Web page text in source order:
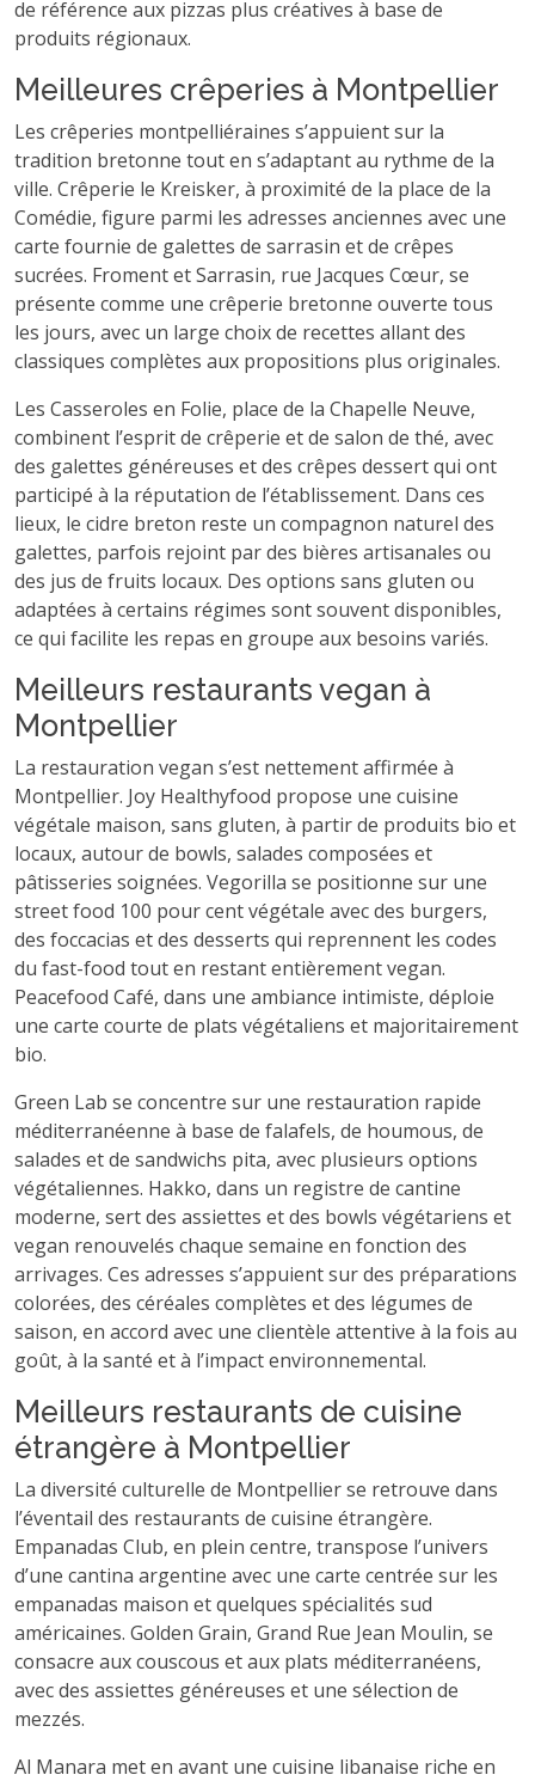
de référence aux pizzas plus créatives à base de
produits régionaux.
Meilleures crêperies à Montpellier
Les crêperies montpelliéraines s’appuient sur la
tradition bretonne tout en s’adaptant au rythme de la
ville. Crêperie le Kreisker, à proximité de la place de la
Comédie, figure parmi les adresses anciennes avec une
carte fournie de galettes de sarrasin et de crêpes
sucrées. Froment et Sarrasin, rue Jacques Cœur, se
présente comme une crêperie bretonne ouverte tous
les jours, avec un large choix de recettes allant des
classiques complètes aux propositions plus originales.
Les Casseroles en Folie, place de la Chapelle Neuve,
combinent l’esprit de crêperie et de salon de thé, avec
des galettes généreuses et des crêpes dessert qui ont
participé à la réputation de l’établissement. Dans ces
lieux, le cidre breton reste un compagnon naturel des
galettes, parfois rejoint par des bières artisanales ou
des jus de fruits locaux. Des options sans gluten ou
adaptées à certains régimes sont souvent disponibles,
ce qui facilite les repas en groupe aux besoins variés.
Meilleurs restaurants vegan à
Montpellier
La restauration vegan s’est nettement affirmée à
Montpellier. Joy Healthyfood propose une cuisine
végétale maison, sans gluten, à partir de produits bio et
locaux, autour de bowls, salades composées et
pâtisseries soignées. Vegorilla se positionne sur une
street food 100 pour cent végétale avec des burgers,
des foccacias et des desserts qui reprennent les codes
du fast-food tout en restant entièrement vegan.
Peacefood Café, dans une ambiance intimiste, déploie
une carte courte de plats végétaliens et majoritairement
bio.
Green Lab se concentre sur une restauration rapide
méditerranéenne à base de falafels, de houmous, de
salades et de sandwichs pita, avec plusieurs options
végétaliennes. Hakko, dans un registre de cantine
moderne, sert des assiettes et des bowls végétariens et
vegan renouvelés chaque semaine en fonction des
arrivages. Ces adresses s’appuient sur des préparations
colorées, des céréales complètes et des légumes de
saison, en accord avec une clientèle attentive à la fois au
goût, à la santé et à l’impact environnemental.
Meilleurs restaurants de cuisine
étrangère à Montpellier
La diversité culturelle de Montpellier se retrouve dans
l’éventail des restaurants de cuisine étrangère.
Empanadas Club, en plein centre, transpose l’univers
d’une cantina argentine avec une carte centrée sur les
empanadas maison et quelques spécialités sud
américaines. Golden Grain, Grand Rue Jean Moulin, se
consacre aux couscous et aux plats méditerranéens,
avec des assiettes généreuses et une sélection de
mezzés.
Al Manara met en avant une cuisine libanaise riche en